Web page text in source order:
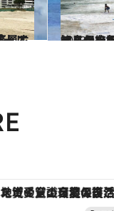
せっかく行くなら穴場を知りたい！
旅＆お出
ップデートから、特別な名入れギフトまで。大人のための「ReFa GINZA」クルーズ